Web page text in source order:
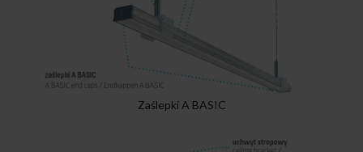
Zaślepki A BASIC